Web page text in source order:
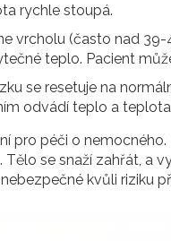
rychle stoupá.
vrcholu (často nad 39-
teplo. Pacient
se resetuje na
odvádí teplo a
pro péči o
se snaží zahřát, a
kvůli riziku